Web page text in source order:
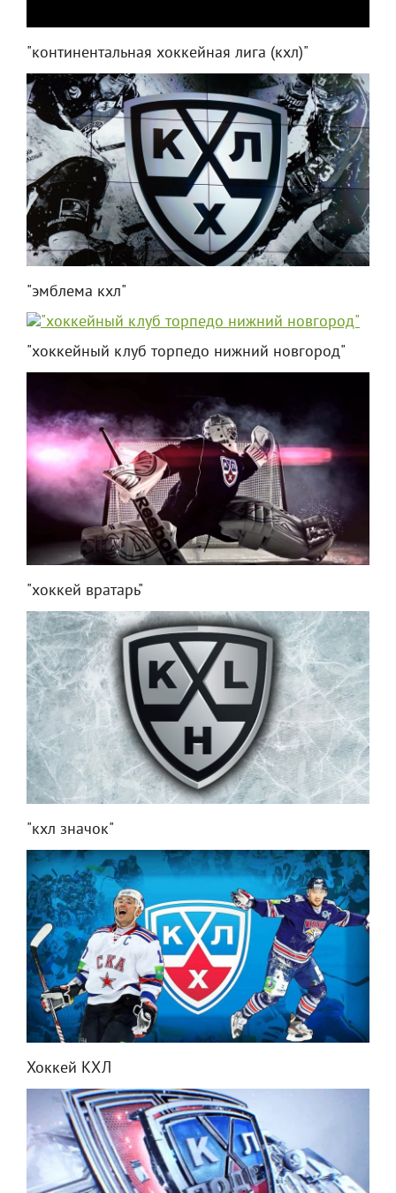
"континентальная хоккейная лига (кхл)"
"эмблема кхл"
"хоккейный клуб торпедо нижний новгород"
"хоккей вратарь"
"кхл значок"
Хоккей КХЛ